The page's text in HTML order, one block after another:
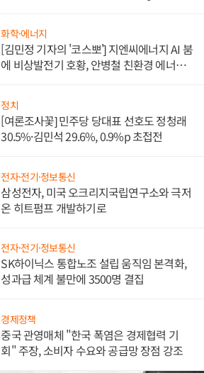
화학·에너지
[김민정 기자의 '코스뽀'] 지엔씨에너지 AI 붐
에 비상발전기 호황, 안병철 친환경 에너지
정치
[여론조사꽃] 민주당 당대표 선호도 정청래
30.5%·김민석 29.6%, 0.9%p 초접전
전자·전기·정보통신
삼성전자, 미국 오크리지국립연구소와 극저
온 히트펌프 개발하기로
전자·전기·정보통신
SK하이닉스 통합노조 설립 움직임 본격화,
성과급 체계 불만에 3500명 결집
경제정책
중국 관영매체 "한국 폭염은 경제협력 기
회" 주장, 소비자 수요와 공급망 장점 강조